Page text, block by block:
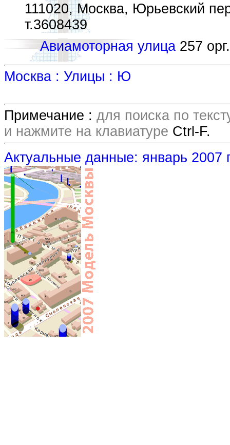
111020, Москва, Юрьевский
т.3608439
Авиамоторная улица 257 орг.
Москва : Улицы : Ю
Примечание : для поиска по
и нажмите на клавиатуре Ctrl-F.
Актуальные данные: январь 2007